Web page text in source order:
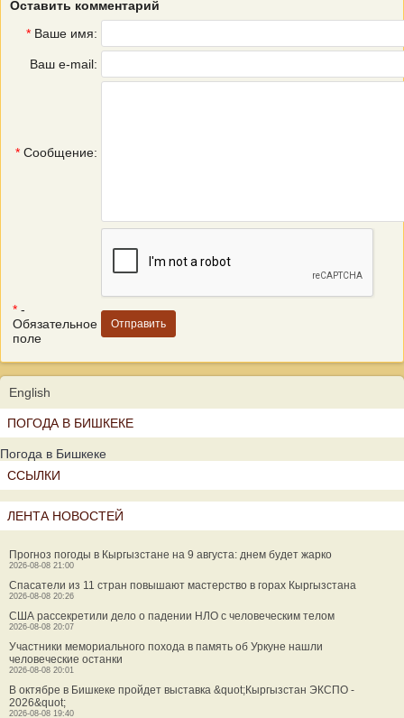
Оставить комментарий
* Ваше имя:
Ваш e-mail:
* Сообщение:
* -
Обязательное
поле
English
ПОГОДА В БИШКЕКЕ
Погода в Бишкеке
ССЫЛКИ
ЛЕНТА НОВОСТЕЙ
Прогноз погоды в Кыргызстане на 9 августа: днем будет жарко
2026-08-08 21:00
Спасатели из 11 стран повышают мастерство в горах Кыргызстана
2026-08-08 20:26
США рассекретили дело о падении НЛО с человеческим телом
2026-08-08 20:07
Участники мемориального похода в память об Уркуне нашли
человеческие останки
2026-08-08 20:01
В октябре в Бишкеке пройдет выставка &quot;Кыргызстан ЭКСПО -
2026&quot;
2026-08-08 19:40